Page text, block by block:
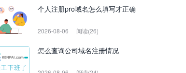
个人注册pro域名怎么填写才正确
2026-08-06 阅读(26)
怎么查询公司域名注册情况